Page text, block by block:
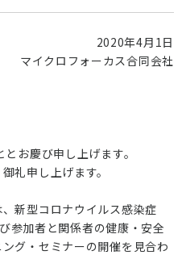
2020年4月1日
マイクロフォーカス合同会社
お慶び申し上げます。
礼申し上げます。
新型コロナウイルス感染症
参加者と関係者の健康・安全
グ・セミナーの開催を見合わ